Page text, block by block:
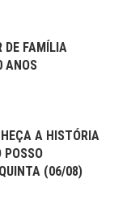
DE FAMÍLIA
ANOS
A HISTÓRIA
POSSO
(06/08)